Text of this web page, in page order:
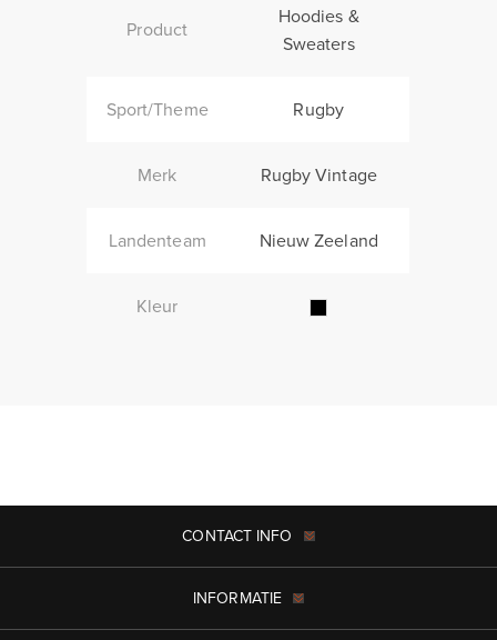
Product
Hoodies &
Sweaters
Sport/Theme Rugby
Merk Rugby Vintage
Landenteam Nieuw Zeeland
Kleur
CONTACT INFO
INFORMATIE